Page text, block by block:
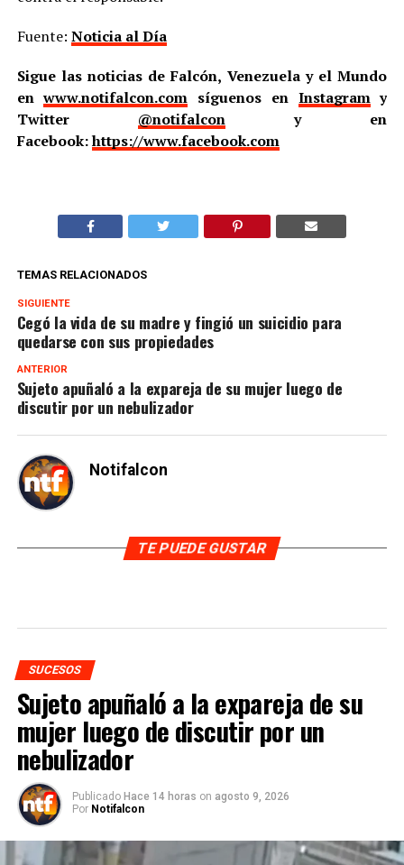
Fuente: Noticia al Día
Sigue las noticias de Falcón, Venezuela y el Mundo
enwww.notifalcon.com síguenos en Instagramy
Twitter @notifalcony en
Facebook:https://www.facebook.com
TEMAS RELACIONADOS
SIGUIENTE
Cegó la vida de su madre y fingió un suicidio para
quedarse con sus propiedades
ANTERIOR
Sujeto apuñaló a la expareja de su mujer luego de
discutir por un nebulizador
Notifalcon
TE PUEDE GUSTAR
SUCESOS
Sujeto apuñaló a la expareja de su
mujer luego de discutir por un
nebulizador
Publicado Hace 14 horas on agosto 9, 2026
Por Notifalcon